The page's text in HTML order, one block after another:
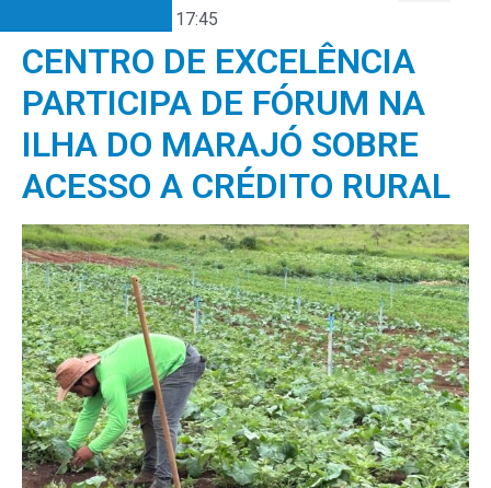
17:45
CENTRO DE EXCELÊNCIA
PARTICIPA DE FÓRUM NA
ILHA DO MARAJÓ SOBRE
ACESSO A CRÉDITO RURAL